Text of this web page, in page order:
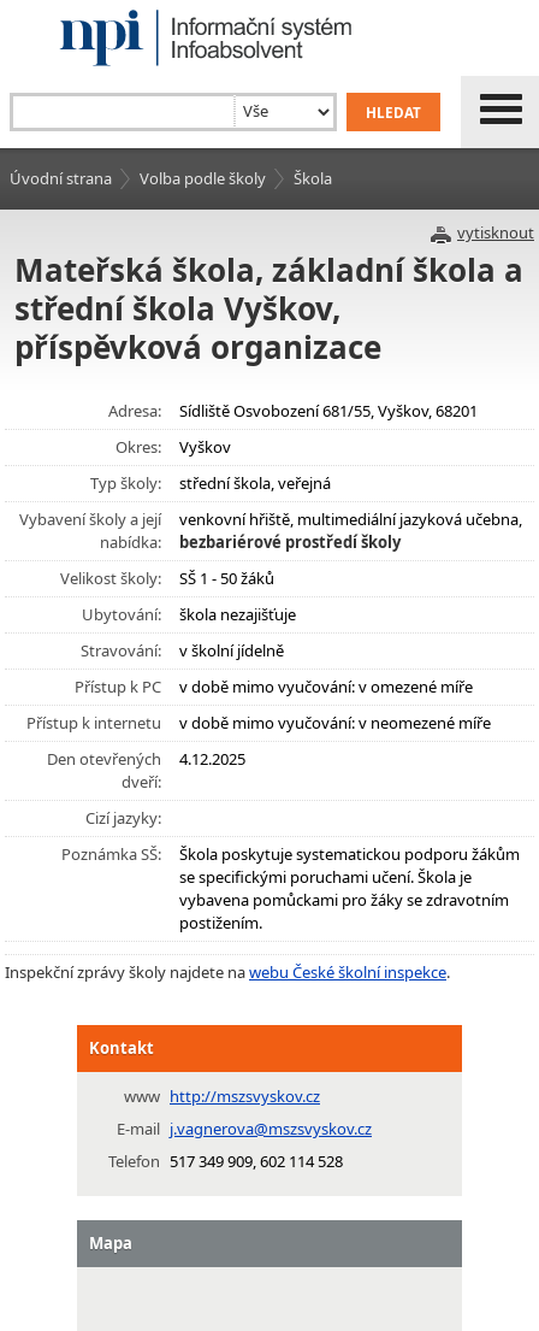
Úvodní strana Volba podle školy Škola
vytisknout
Mateřská škola, základní škola a
střední škola Vyškov,
příspěvková organizace
Adresa:
Sídliště Osvobození 681/55, Vyškov, 68201
Okres:
Vyškov
Typ školy:
střední škola, veřejná
Vybavení školy a její
nabídka:
venkovní hřiště, multimediální jazyková učebna,
bezbariérové prostředí školy
Velikost školy:
SŠ 1 - 50 žáků
Ubytování:
škola nezajišťuje
Stravování:
v školní jídelně
Přístup k PC
v době mimo vyučování: v omezené míře
Přístup k internetu
v době mimo vyučování: v neomezené míře
Den otevřených
dveří:
4.12.2025
Cizí jazyky:
Poznámka SŠ:
Škola poskytuje systematickou podporu žákům
se specifickými poruchami učení. Škola je
vybavena pomůckami pro žáky se zdravotním
postižením.
Inspekční zprávy školy najdete nawebu České školní inspekce.
Kontakt
www http://mszsvyskov.cz
E-mail j.vagnerova@mszsvyskov.cz
Telefon 517 349 909, 602 114 528
Mapa